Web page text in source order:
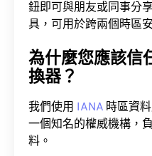
鈕即可與朋友或同事分
具，可用於跨兩個時區
為什麼您應該信
換器？
我們使用 IANA 時區資
一個知名的權威機構，
料。